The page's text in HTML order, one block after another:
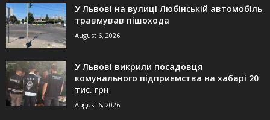
У Львові на вулиці Любінській автомобіль
травмував пішохода
August 6, 2026
У Львові викрили посадовця
комунального підприємства на хабарі 20
тис. грн
August 6, 2026